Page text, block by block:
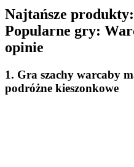
Najtańsze
Popularne gry:
opinie
1. Gra szachy warcaby
podróżne kieszonkowe